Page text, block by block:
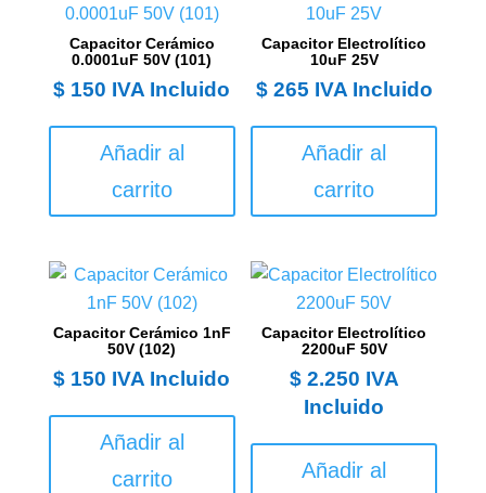
Capacitor Cerámico
0.0001uF 50V (101)
$ 150 IVA Incluido
Añadir al
carrito
Capacitor Electrolítico
10uF 25V
$265 IVA Incluido
Añadir al
carrito
Capacitor Cerámico 1nF
50V (102)
$ 150 IVA Incluido
Añadir al
carrito
Capacitor Electrolítico
2200uF 50V
$2.250 IVA
Incluido
Añadir al